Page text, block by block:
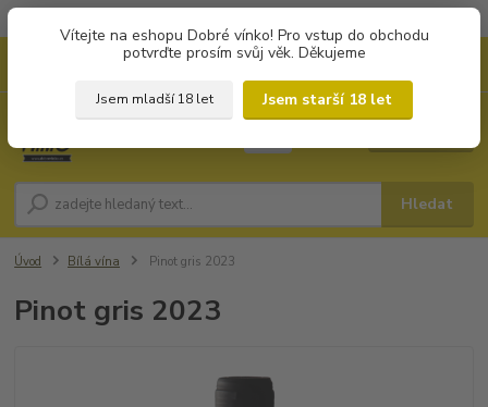
Vítejte na eshopu Dobré vínko! Pro vstup do obchodu
potvrďte prosím svůj věk. Děkujeme
Jsem mladší 18 let
Jsem starší 18 let
Hledat
Úvod Bílá vína Pinot gris 2023
Pinot gris 2023